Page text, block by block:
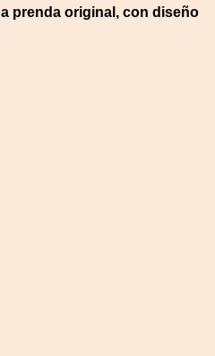
prenda original, con diseño